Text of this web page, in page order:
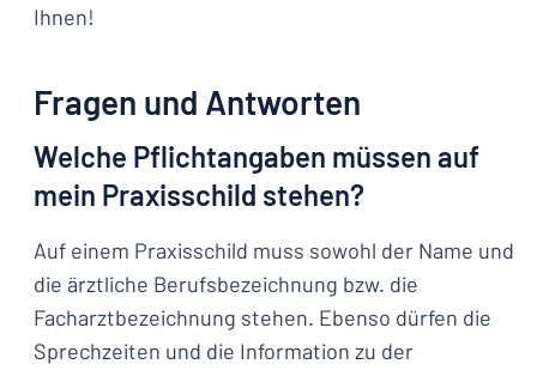
Ihnen!
Fragen und Antworten
Welche Pflichtangaben müssen auf
mein Praxisschild stehen?
Auf einem Praxisschild muss sowohl der Name und
die ärztliche Berufsbezeichnung bzw. die
Facharztbezeichnung stehen. Ebenso dürfen die
Sprechzeiten und die Information zu der